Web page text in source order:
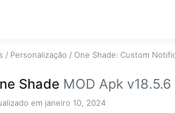
/ Personalização / One Shade: Custom
Shade MOD Apk
em janeiro 10, 2024